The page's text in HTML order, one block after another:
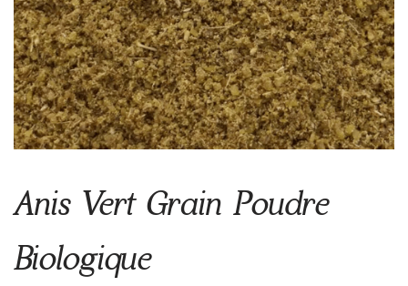
Anis Vert Grain Poudre
Biologique